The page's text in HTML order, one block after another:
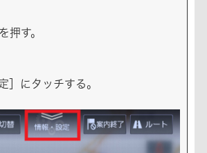
押す。
］にタッチする。